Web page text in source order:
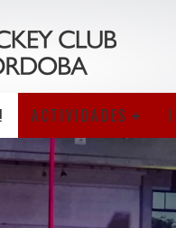
ACTIVIDADES